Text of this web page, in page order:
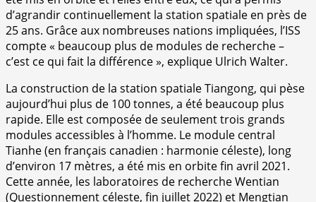
d’agrandir continuellement la station spatiale en près de
25 ans. Grâce aux nombreuses nations impliquées, l’ISS
compte « beaucoup plus de modules de recherche –
c’est ce qui fait la différence », explique Ulrich Walter.
La construction de la station spatiale Tiangong, qui pèse
aujourd’hui plus de 100 tonnes, a été beaucoup plus
rapide. Elle est composée de seulement trois grands
modules accessibles à l’homme. Le module central
Tianhe (en français canadien : harmonie céleste), long
d’environ 17 mètres, a été mis en orbite fin avril 2021.
Cette année, les laboratoires de recherche Wentian
(Questionnement céleste, fin juillet 2022) et Mengtian